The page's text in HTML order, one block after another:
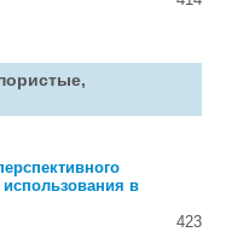
использования в
423